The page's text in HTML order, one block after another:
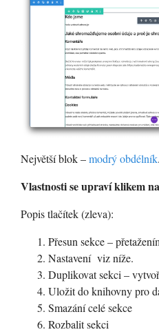
Největší blok –modrý obdélník.
Vlastnosti se upraví klikem
Popis tlačítek (zleva):
Přesun sekce –
Nastavení viz níže.
Duplikovat sekci –
Uložit do knihovny pro
Smazání celé sekce
Rozbalit sekci